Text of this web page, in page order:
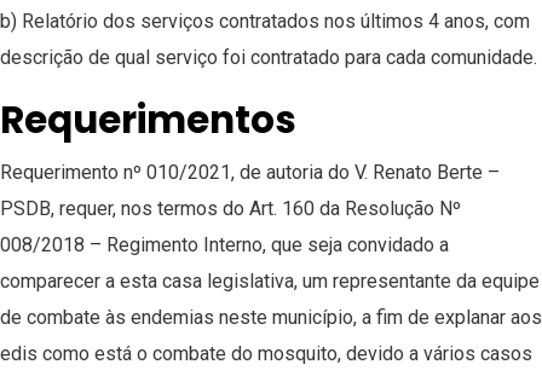
b) Relatório dos serviços contratados nos últimos 4 anos, com
descrição de qual serviço foi contratado para cada comunidade.
Requerimentos
Requerimento nº 010/2021, de autoria do V. Renato Berte –
PSDB, requer, nos termos do Art. 160 da Resolução Nº
008/2018 – Regimento Interno, que seja convidado a
comparecer a esta casa legislativa, um representante da equipe
de combate às endemias neste município, a fim de explanar aos
edis como está o combate do mosquito, devido a vários casos